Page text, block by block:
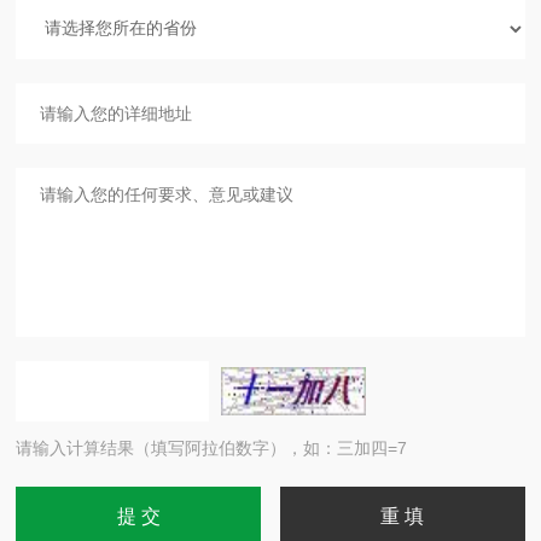
请输入计算结果（填写阿拉伯数字），如：三加四=7